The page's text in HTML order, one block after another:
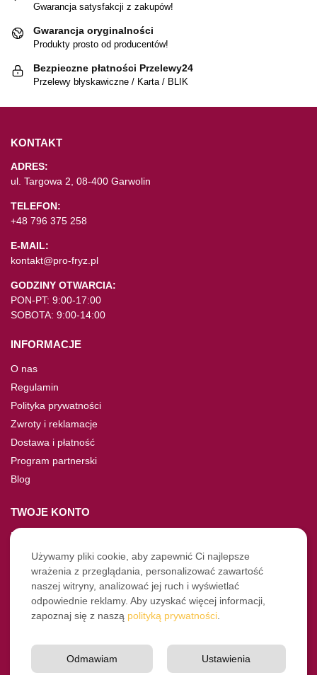
Gwarancja satysfakcji z zakupów!
Gwarancja oryginalności
Produkty prosto od producentów!
Bezpieczne płatności Przelewy24
Przelewy błyskawiczne / Karta / BLIK
KONTAKT
ADRES:
ul. Targowa 2, 08-400 Garwolin
TELEFON:
+48 796 375 258
E-MAIL:
kontakt@pro-fryz.pl
GODZINY OTWARCIA:
PON-PT: 9:00-17:00
SOBOTA: 9:00-14:00
INFORMACJE
O nas
Regulamin
Polityka prywatności
Zwroty i reklamacje
Dostawa i płatność
Program partnerski
Blog
TWOJE KONTO
Moje konto
Nie pamiętasz hasła?
Twoje zamówienia
NASZE SOCIALE
Instagram
Używamy pliki cookie, aby zapewnić Ci najlepsze
wrażenia z przeglądania, personalizować zawartość
naszej witryny, analizować jej ruch i wyświetlać
odpowiednie reklamy. Aby uzyskać więcej informacji,
zapoznaj się z naszą polityką prywatności
Ustawienia
Odmawiam